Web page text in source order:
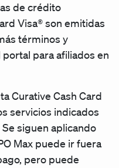
de crédito
Visa® son emitidas
términos y
para afiliados en
Curative Cash Card
servicios indicados
siguen aplicando
Max puede ir fuera
pero puede